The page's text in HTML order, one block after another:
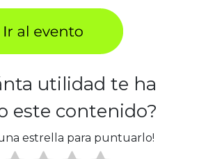
utilidad te ha
este contenido?
estrella para puntuarlo!